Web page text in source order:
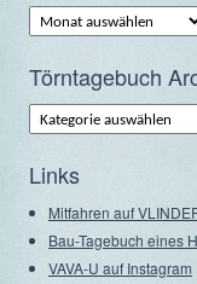
Törntagebuch
Archiv
–
Törntagebuch
Törntagebuch
Archiv
–
Links
Mitfahren auf
Bau-Tagebuch eines
VAVA-U auf Instagram